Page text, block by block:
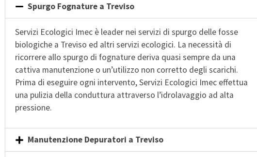
Spurgo Fognature a Treviso
Servizi Ecologici Imec è leader nei servizi di spurgo delle fosse
biologiche a Treviso ed altri servizi ecologici. La necessità di
ricorrere allo spurgo di fognature deriva quasi sempre da una
cattiva manutenzione o un’utilizzo non corretto degli scarichi.
Prima di eseguire ogni intervento, Servizi Ecologici Imec effettua
una pulizia della conduttura attraverso l’idrolavaggio ad alta
pressione.
Manutenzione Depuratori a Treviso